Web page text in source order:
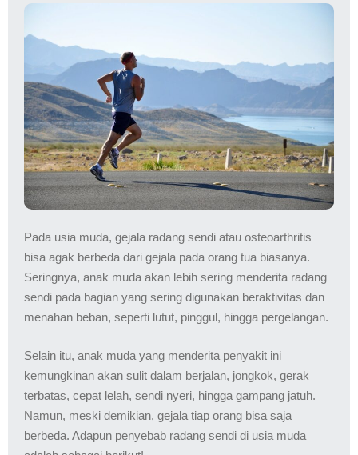
Pada usia muda, gejala radang sendi atau osteoarthritis
bisa agak berbeda dari gejala pada orang tua biasanya.
Seringnya, anak muda akan lebih sering menderita radang
sendi pada bagian yang sering digunakan beraktivitas dan
menahan beban, seperti lutut, pinggul, hingga pergelangan.
Selain itu, anak muda yang menderita penyakit ini
kemungkinan akan sulit dalam berjalan, jongkok, gerak
terbatas, cepat lelah, sendi nyeri, hingga gampang jatuh.
Namun, meski demikian, gejala tiap orang bisa saja
berbeda. Adapun penyebab radang sendi di usia muda